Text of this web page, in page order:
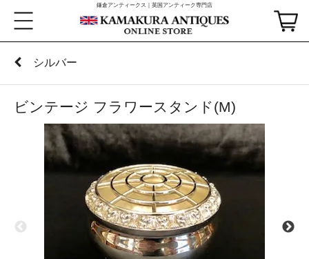
鎌倉アンティークス｜英国アンティーク専門店
シルバー
ビンテージ フラワースタンド(M)